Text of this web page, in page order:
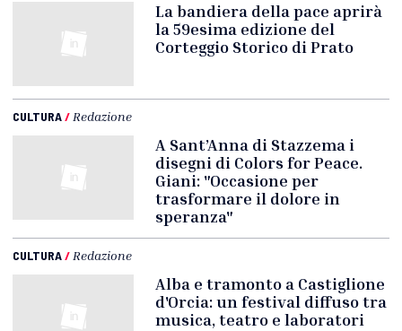
La bandiera della pace aprirà
la 59esima edizione del
Corteggio Storico di Prato
CULTURA/ Redazione
A Sant’Anna di Stazzema i
disegni di Colors for Peace.
Giani: "Occasione per
trasformare il dolore in
speranza"
CULTURA/ Redazione
Alba e tramonto a Castiglione
d'Orcia: un festival diffuso tra
musica, teatro e laboratori